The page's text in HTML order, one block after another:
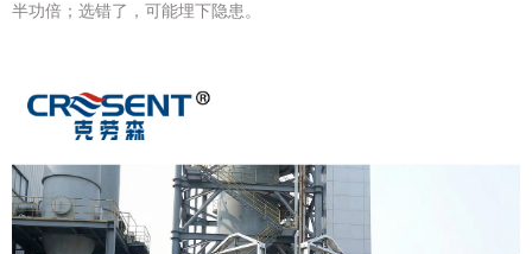
半功倍；选错了，可能埋下隐患。